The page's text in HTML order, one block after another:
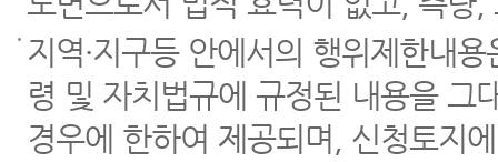
지역·지구등 안에서의 행위제한내
령 및 자치법규에 규정된 내용을 그
경우에 한하여 제공되며, 신청토지